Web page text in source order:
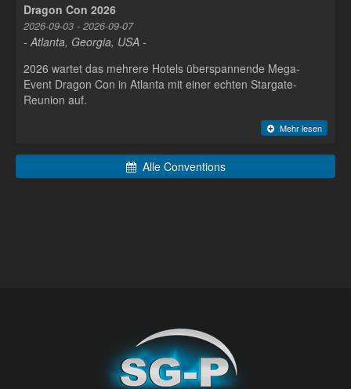
Dragon Con 2026
2026-09-03 - 2026-09-07
- Atlanta, Georgia, USA -
2026 wartet das mehrere Hotels überspannende Mega-
Event Dragon Con in Atlanta mit einer echten Stargate-
Reunion auf.
Mehr lesen
Alle Conventions